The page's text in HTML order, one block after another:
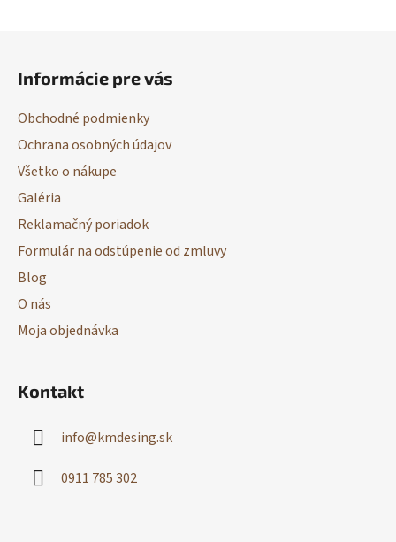
Informácie pre vás
Obchodné podmienky
Ochrana osobných údajov
Všetko o nákupe
Galéria
Reklamačný poriadok
Formulár na odstúpenie od zmluvy
Blog
O nás
Moja objednávka
Kontakt
info@kmdesing.sk
0911 785 302